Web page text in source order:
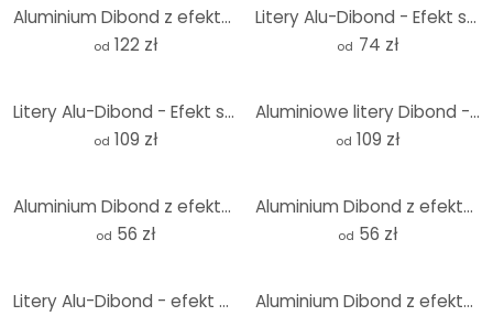
Aluminium Dibond z efektem miedzi - Unicorn
od 122 zł
Litery Alu-Dibond - Efekt srebra - Znak z hasztagiem
od 74 zł
Litery Alu-Dibond - Efekt srebra - Kawa
od 109 zł
Aluminiowe litery Dibond - efekt miedzi - Mr & Mrs
od 109 zł
Aluminium Dibond z efektem złota - Kamienie z literami - Shabby
od 56 zł
Aluminium Dibond z efektem srebra - Kamienie z literami - Shabby
od 56 zł
Litery Alu-Dibond - efekt miedzi - At-signs Aluminium Dibond z efektem srebra - Jednorożec